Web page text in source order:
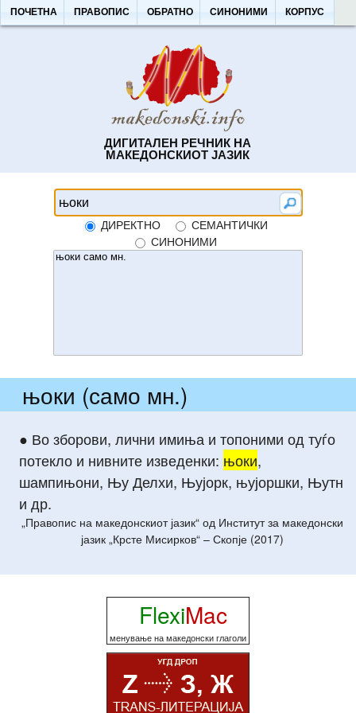
ДИГИТАЛЕН РЕЧНИК НА
МАКЕДОНСКИОТ ЈАЗИК
ПОЧЕТНА ПРАВОПИС ОБРАТНО СИНОНИМИ КОРПУС
ДИРЕКТНО
СЕМАНТИЧКИ
СИНОНИМИ
њоки (само мн.)
● Во зборови, лични имиња и топоними од туѓо
потекло и нивните изведенки: њоки,
шампињони, Њу Делхи, Њујорк, њујоршки, Њутн
и др.
„Правопис на македонскиот јазик“ од Институт за македонски
јазик „Крсте Мисирков“ – Скопје (2017)
FlexiMac
менување на македонски глаголи